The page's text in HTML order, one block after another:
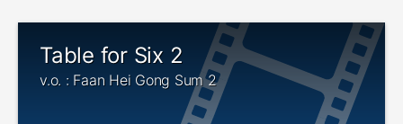
Table for Six 2
v.o. : Faan Hei Gong Sum 2